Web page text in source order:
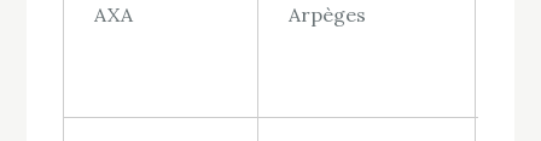
AXA Arpèges